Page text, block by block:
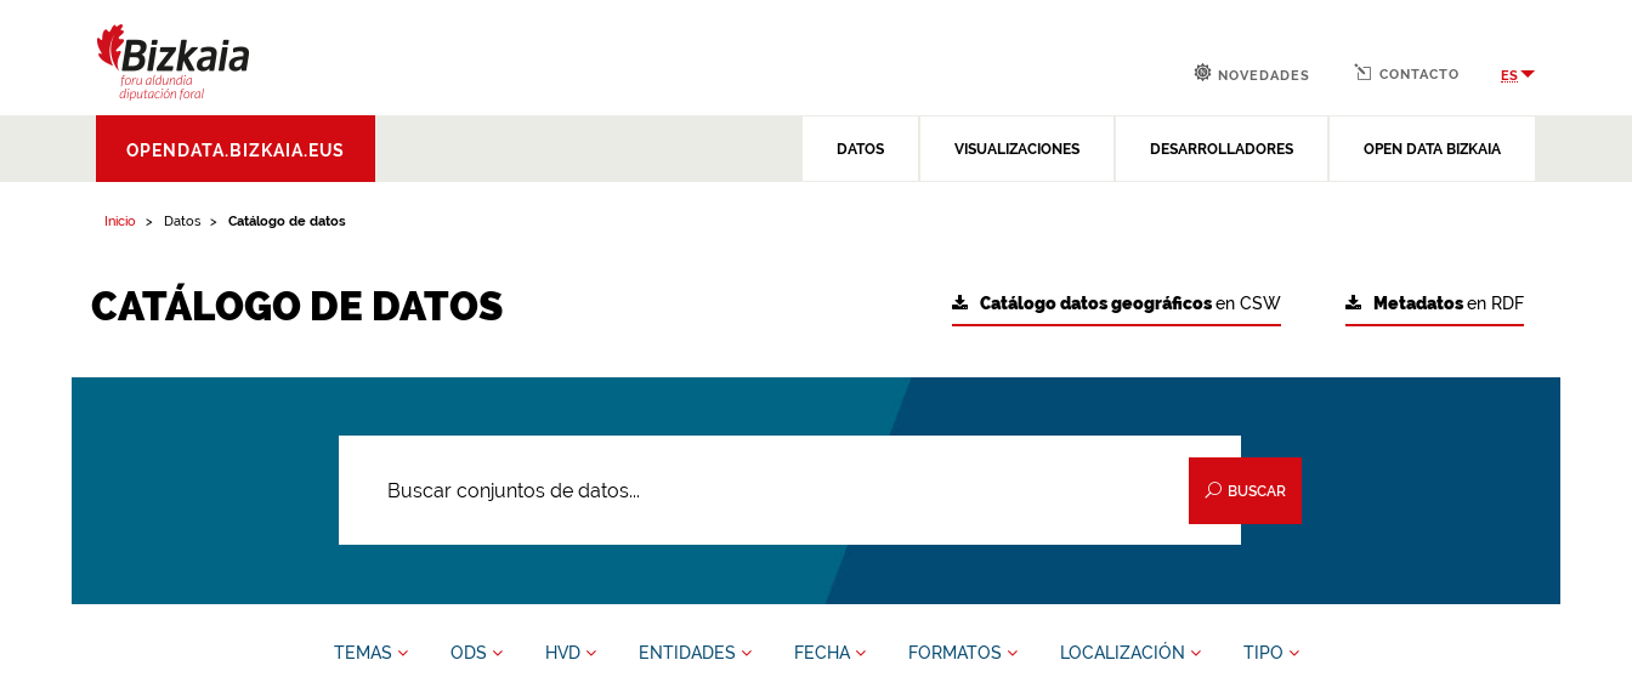
Aldundia.Diputacion
Foral de Bizkaia
OPENDATA.BIZKAIA.EUS DATOS VISUALIZACIONES DESARROLLADORES OPEN DATA BIZKAIA
NOVEDADES CONTACTO ES
Inicio Datos Catálogo de datos
CATÁLOGO DE DATOS Metadatosen RDF
Catálogo datos geográficosen CSW
BUSCAR
TEMAS ODS HVD ENTIDADES FECHA FORMATOS LOCALIZACIÓN TIPO